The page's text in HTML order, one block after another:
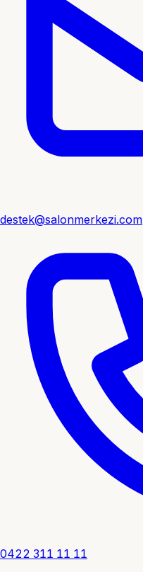
destek@salonmerkezi.com
0422 311 11 11